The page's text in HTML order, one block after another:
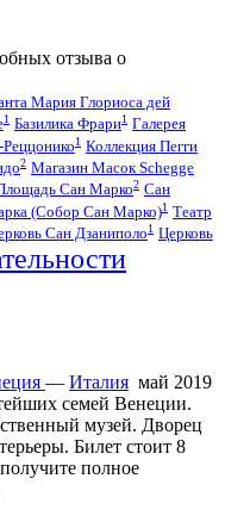
отзыва о
Мария Глориоса дей
1 Базилика Фрари1 Галерея
1 Коллекция Пегги
2 Магазин Масок Schegge
Сан Марко2 Сан
(Собор Сан Марко)1 Театр
Сан Дзаниполо1 Церковь
— Италия май 2019
семей Венеции.
музей. Дворец
Билет стоит 8
полное